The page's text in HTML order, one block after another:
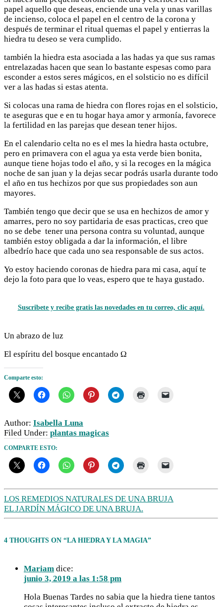
papel aquello que deseas, enciende una vela y unas varillas
de incienso, coloca el papel en el centro de la corona y
después de terminar el ritual quemas el papel y entierras la
hiedra tu deseo se vera cumplido.
también la hiedra esta asociada a las hadas ya que sus ramas
entrelazadas hacen que sean lo bastante espesas como para
esconder a estos seres mágicos, en el solsticio no es difícil
ver a las hadas si estas atenta.
Si colocas una rama de hiedra con flores rojas en el solsticio,
te aseguras que e en tu hogar haya amor y armonía, favorece
la fertilidad en las parejas que desean tener hijos.
En el calendario celta no es el mes la hiedra hasta octubre,
pero en primavera con el agua ya esta verde bien bonita,
aunque tiene hojas todo el año, y si la recoges en la mágica
noche de san juan y la dejas secar podrás usarla durante todo
el año en tus hechizos por que sus propiedades son aun
mayores.
También tengo que decir que se usa en hechizos de amor y
amarres, pero no soy partidaria de esas practicas, creo que
no se debe tener una persona contra su voluntad, aunque
también estoy obligada a dar la información, el libre
albedrío hace que cada uno sea responsable de sus actos.
Yo estoy haciendo coronas de hiedra para mi casa, aquí te
dejo la foto para que lo veas, espero que te haya gustado.
Suscribete y recibe gratis las novedades en tu correo, clic aquí.
Un abrazo de luz
El espíritu del bosque encantado Ω
Comparte esto:
Author: Isabella Luna
Filed Under: plantas magicas
COMPARTE ESTO:
LOS REMEDIOS NATURALES DE UNA BRUJA
EL JARDÍN MÁGICO DE UNA BRUJA.
4 THOUGHTS ON “LA HIEDRA Y LA MAGIA”
Mariam dice:
junio 3, 2019 a las 1:58 pm
Hola Buenas Tardes no sabia que la hiedra tiene tantos